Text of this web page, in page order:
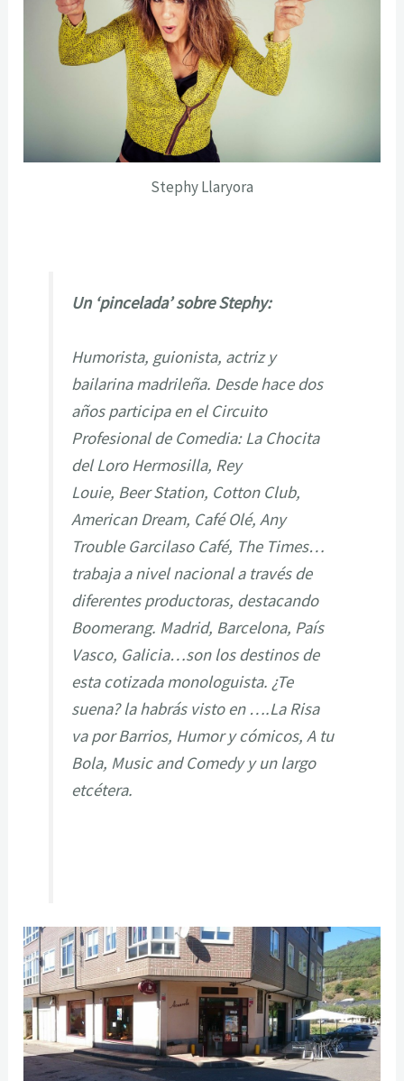
Stephy Llaryora
Un ‘pincelada’ sobre Stephy:
Humorista, guionista, actriz y
bailarina madrileña. Desde hace dos
años participa en el Circuito
Profesional de Comedia: La Chocita
del Loro Hermosilla, Rey
Louie, Beer Station, Cotton Club,
American Dream, Café Olé, Any
Trouble Garcilaso Café, The Times…
trabaja a nivel nacional a través de
diferentes productoras, destacando
Boomerang. Madrid, Barcelona, País
Vasco, Galicia…son los destinos de
esta cotizada monologuista. ¿Te
suena? la habrás visto en ….La Risa
va por Barrios, Humor y cómicos, A tu
Bola, Music and Comedy y un largo
etcétera.